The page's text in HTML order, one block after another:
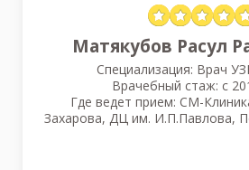
Матякубов Расул
Специализация: Врач
Врачебный стаж: с
Где ведет прием: СМ-
Захарова, ДЦ им. И.П.Павлова,